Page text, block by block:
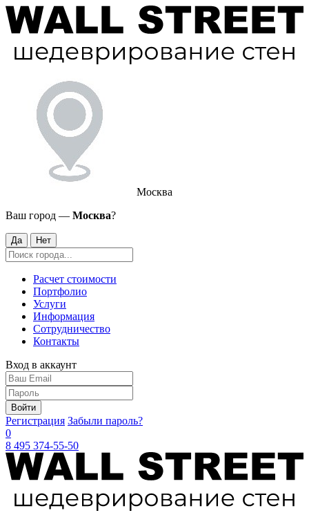
Москва
Ваш город — Москва?
Да Нет
Расчет стоимости
Портфолио
Услуги
Информация
Сотрудничество
Контакты
Вход в аккаунт
Войти
Регистрация Забыли пароль?
0
8 495 374-55-50